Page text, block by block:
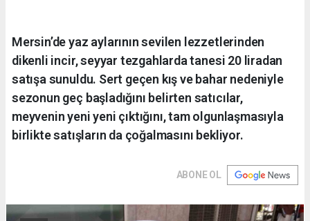
Mersin’de yaz aylarının sevilen lezzetlerinden
dikenli incir, seyyar tezgahlarda tanesi 20 liradan
satışa sunuldu. Sert geçen kış ve bahar nedeniyle
sezonun geç başladığını belirten satıcılar,
meyvenin yeni yeni çıktığını, tam olgunlaşmasıyla
birlikte satışların da çoğalmasını bekliyor.
ABONE OL